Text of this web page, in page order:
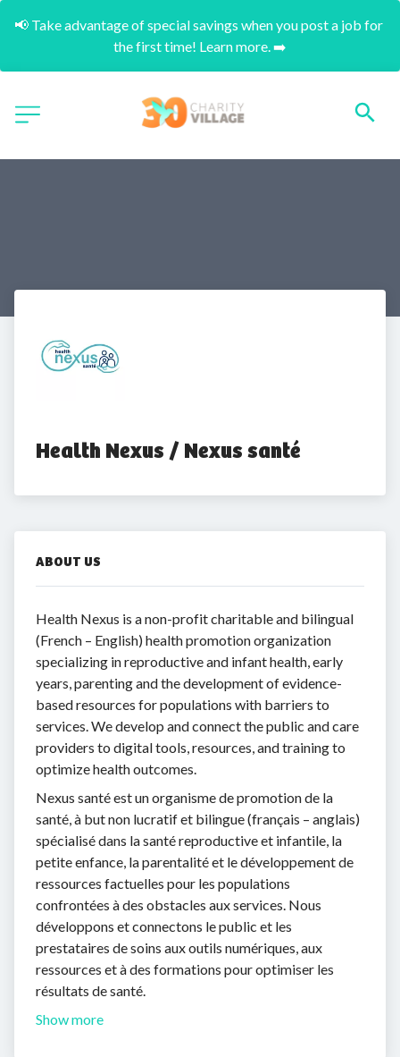
📢 Take advantage of special savings when you post a job for
the first time! Learn more. ➡️
Health Nexus / Nexus santé
ABOUT US
Health Nexus is a non-profit charitable and bilingual
(French – English) health promotion organization
specializing in reproductive and infant health, early
years, parenting and the development of evidence-
based resources for populations with barriers to
services. We develop and connect the public and care
providers to digital tools, resources, and training to
optimize health outcomes.
Nexus santé est un organisme de promotion de la
santé, à but non lucratif et bilingue (français – anglais)
spécialisé dans la santé reproductive et infantile, la
petite enfance, la parentalité et le développement de
ressources factuelles pour les populations
confrontées à des obstacles aux services. Nous
développons et connectons le public et les
prestataires de soins aux outils numériques, aux
ressources et à des formations pour optimiser les
résultats de santé.
Show more